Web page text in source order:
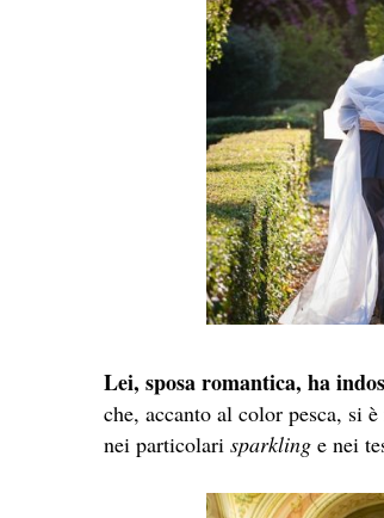
Lei, sposa romantica, ha
che, accanto al color pesca, si
nei particolari sparkling e nei